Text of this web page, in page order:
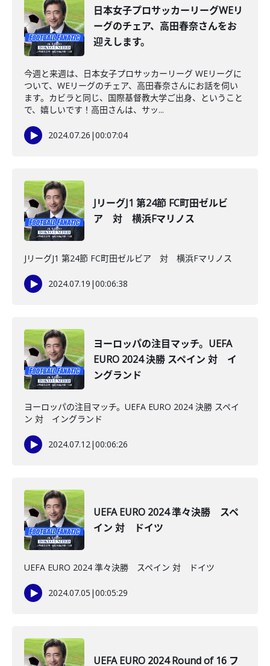
日本女子プロサッカーリーグWEリ
ーグのチェア、高田春奈さんをお
迎えします。
今週と来週は、日本女子プロサッカーリーグ WEリーグに
ついて、WEリーグのチェア、高田春奈さんにお話を伺い
ます。カビラと同じ、国際基督教大学ご出身、ということ
で、嬉しいです！高田さんは、サッ...
2024.07.26 |00:07:04
JリーグJ1 第24節 FC町田ゼルビ
ア 対 横浜Fマリノス
JリーグJ1 第24節 FC町田ゼルビア 対 横浜Fマリノス
2024.07.19 |00:06:38
ヨーロッパの注目マッチ。UEFA
EURO 2024 決勝 スペイン 対 イ
ングランド
ヨーロッパの注目マッチ。UEFA EURO 2024 決勝 スペイ
ン 対 イングランド
2024.07.12|00:06:26
UEFA EURO 2024 準々決勝 スペ
イン 対 ドイツ
UEFA EURO 2024 準々決勝 スペイン 対 ドイツ
2024.07.05 |00:05:29
UEFA EURO 2024 Round of 16 フ